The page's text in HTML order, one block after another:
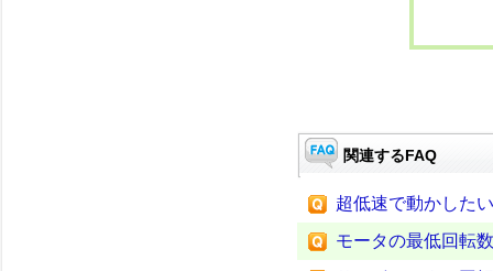
関連するFAQ
超低速で動かしたい
モータの最低回転数